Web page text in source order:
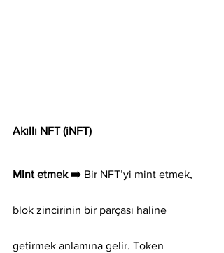
Akıllı NFT (iNFT)
Mint etmek ➡️ Bir NFT’yi mint etmek,
blok zincirinin bir parçası haline
getirmek anlamına gelir. Token